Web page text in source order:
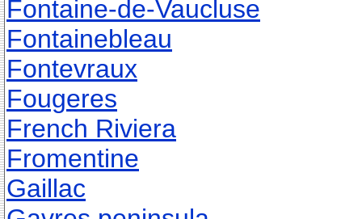
Fontaine-de-Vaucluse
Fontainebleau
Fontevraux
Fougeres
French Riviera
Fromentine
Gaillac